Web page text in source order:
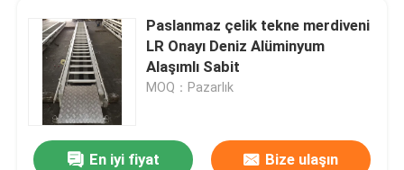
Paslanmaz çelik tekne merdiveni
LR Onayı Deniz Alüminyum
Alaşımlı Sabit
MOQ：Pazarlık
En iyi fiyat Bize ulaşın